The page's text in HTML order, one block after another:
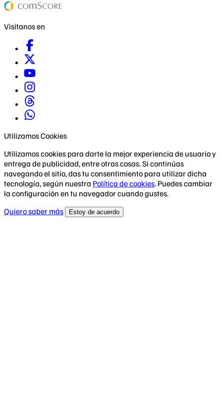
Visítanos en
Utilizamos Cookies
Utilizamos cookies para darte la mejor experiencia de usuario y
entrega de publicidad, entre otras cosas. Si continúas
navegando el sitio, das tu consentimiento para utilizar dicha
tecnología, según nuestra Política de cookies. Puedes cambiar
la configuración en tu navegador cuando gustes.
Quiero saber más
Estoy de acuerdo